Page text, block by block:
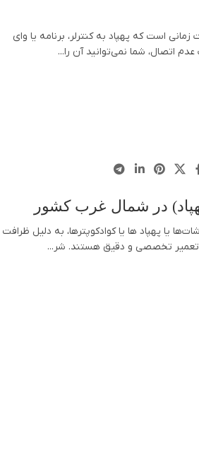
زمانی است که پهپاد به کنترلر، برنامه یا وای
اتصال، شما نمی‌توانید آن را...
در شمال غرب کشور
یا پهپاد ها یا کوادکوپترها، به دلیل ظرافت
تعمیر تخصصی و دقیق هستند. شر...